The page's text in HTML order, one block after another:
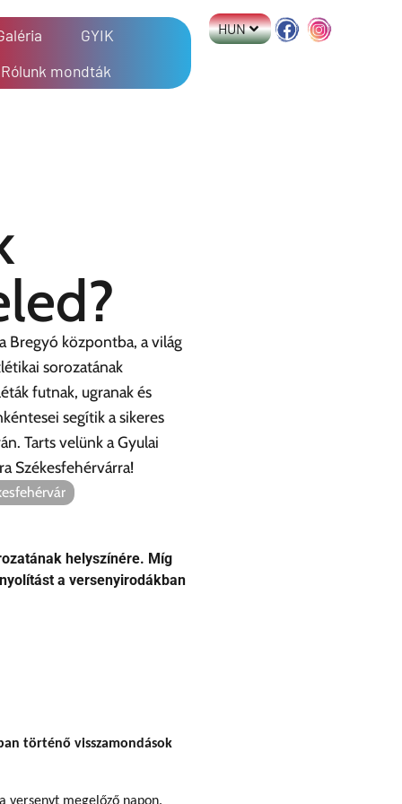
GYIK
Rólunk mondták
HUN
Bregyó központba, a világ
sorozatának
futnak, ugranak és
segítik a sikeres
Tarts velünk a Gyulai
Székesfehérvárra!
helyszínére. Míg
a versenyirodákban
történő visszamondások